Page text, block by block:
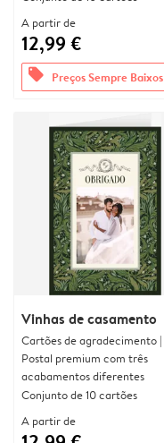
A partir de
12,99 €
offers Preços Sempre Baixos
Vinhas de casamento
Cartões de agradecimento |
Postal premium com três
acabamentos diferentes
Conjunto de 10 cartões
A partir de